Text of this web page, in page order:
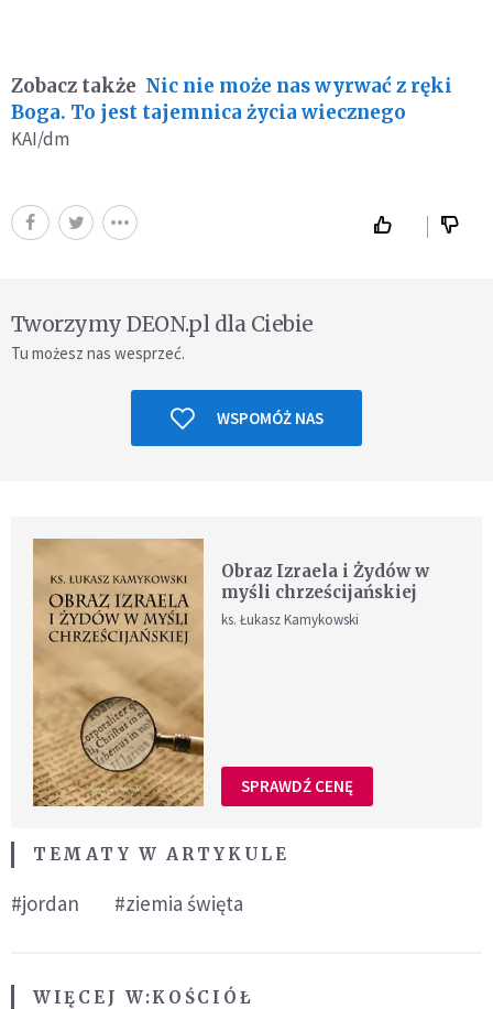
Zobacz także Nic nie może nas wyrwać z ręki
Boga. To jest tajemnica życia wiecznego
KAI/dm
Tworzymy DEON.pl dla Ciebie
Tu możesz nas wesprzeć.
WSPOMÓŻ NAS
Obraz Izraela i Żydów w
myśli chrześcijańskiej
ks. Łukasz Kamykowski
SPRAWDŹ CENĘ
TEMATY W ARTYKULE
#jordan #ziemia święta
WIĘCEJ W:KOŚCIÓŁ